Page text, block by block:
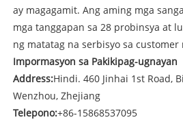
ay magagamit. Ang aming mga
mga tanggapan sa 28 probinsya at
ng matatag na serbisyo sa customer
Impormasyon sa Pakikipag-ugnayan
Address:Hindi. 460 Jinhai 1st Road,
Wenzhou, Zhejiang
Telepono:+86-15868537095